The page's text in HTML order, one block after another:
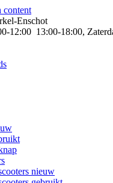
content
Enschot
12:00 13:00-18:00,
nieuw